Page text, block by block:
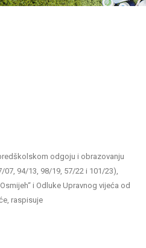
odgoju i obrazovanju
07, 94/13, 98/19, 57/22 i 101/23),
i Odluke Upravnog vijeća od
raspisuje